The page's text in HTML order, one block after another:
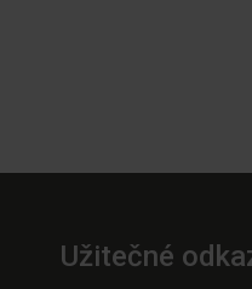
Užitečné